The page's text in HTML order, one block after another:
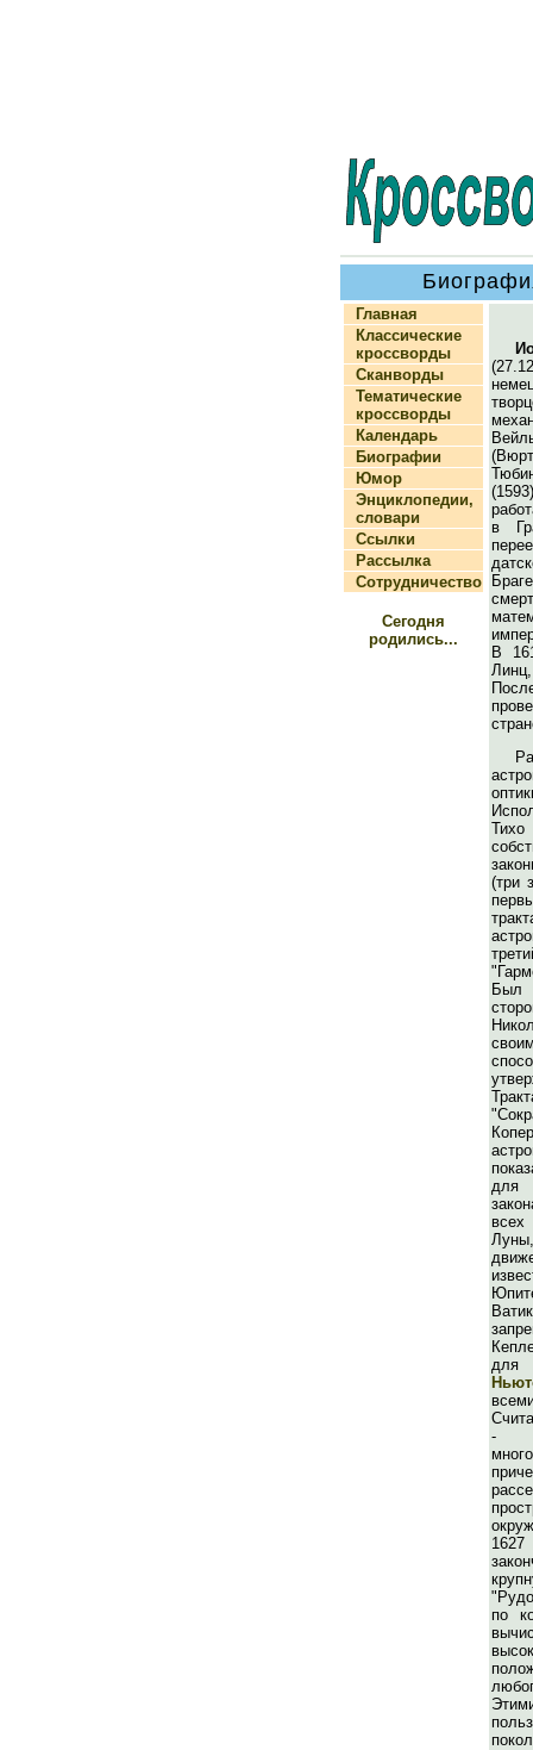
Главная
Классические
кроссворды
Сканворды
Тематические
кроссворды
Календарь
Биографии
Юмор
Энциклопедии,
словари
Ссылки
Рассылка
Сотрудничество
Сегодня
родились...
в
В
(три
для
для
-
по